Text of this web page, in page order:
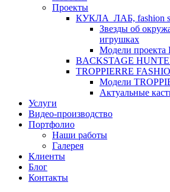
Проекты
КУКЛА_ЛАБ, fashion
Звезды об
игрушках
Модели
BACKSTAGE
TROPPIERRE
Модели
Актуальные
Услуги
Видео-производство
Портфолио
Наши работы
Галерея
Клиенты
Блог
Контакты